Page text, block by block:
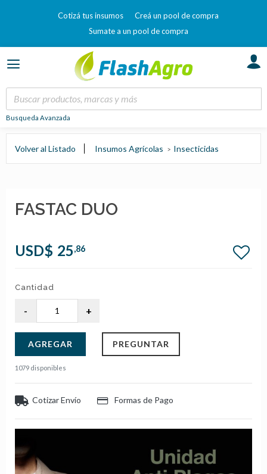
Cotizá tus insumos
Creá un pool de compra
Sumate a un pool de compra
Busqueda Avanzada
Volver al Listado Insumos Agrícolas Insecticidas
FASTAC DUO
USD$ 25,86
Cantidad
AGREGAR PREGUNTAR
1079 disponibles
Cotizar Envío Formas de Pago